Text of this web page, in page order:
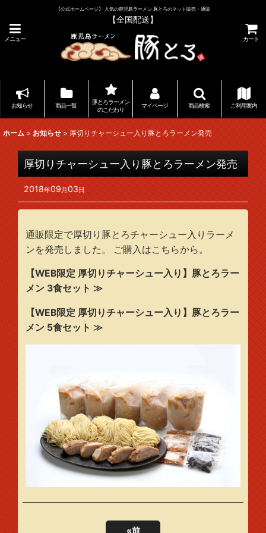
メニュー
【公式ホームページ】 人気の鹿児島ラーメン 豚とろのネット販売・通販
【全国配送】
カート
お知らせ 商品一覧
豚とろラーメン
のこだわり
マイページ 商品検索 ご利用案内
ホーム > お知らせ > 厚切りチャーシュー入り豚とろラーメン発売
厚切りチャーシュー入り豚とろラーメン発売
2018年09 月03日
通販限定で厚切り豚とろチャーシュー入りラーメ
ンを発売しました。 ご購入はこちらから。
【WEB限定 厚切りチャーシュー入り】豚とろラー
メン 3食セット ≫
【WEB限定 厚切りチャーシュー入り】豚とろラー
メン 5食セット ≫
«前